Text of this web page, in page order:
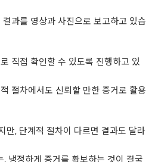
과를 영상과 사진으로 보고하고 있습
직접 확인할 수 있도록 진행하고 있
절차에서도 신뢰할 만한 증거로 활용
만, 단계적 절차이 다르면 결과도 달라
냉정하게 증거를 확보하는 것이 결국